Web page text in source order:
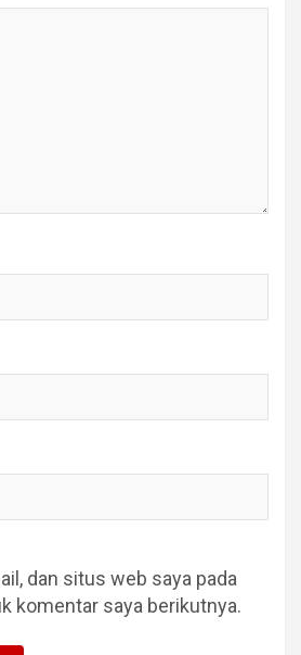
dan situs web saya pada
komentar saya berikutnya.